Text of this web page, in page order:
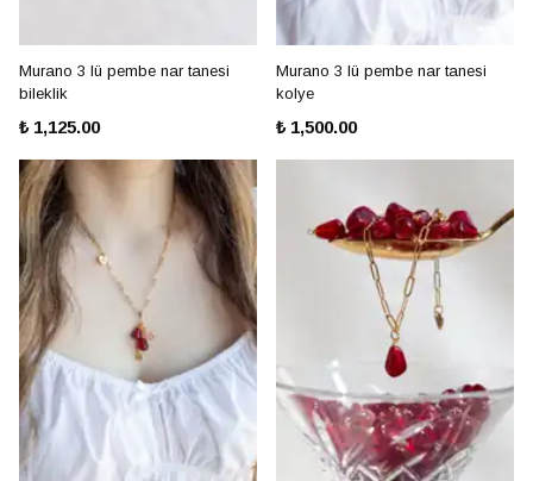
Murano 3 lü pembe nar tanesi
bileklik
₺ 1,125.00
Murano 3 lü pembe nar tanesi
kolye
₺ 1,500.00